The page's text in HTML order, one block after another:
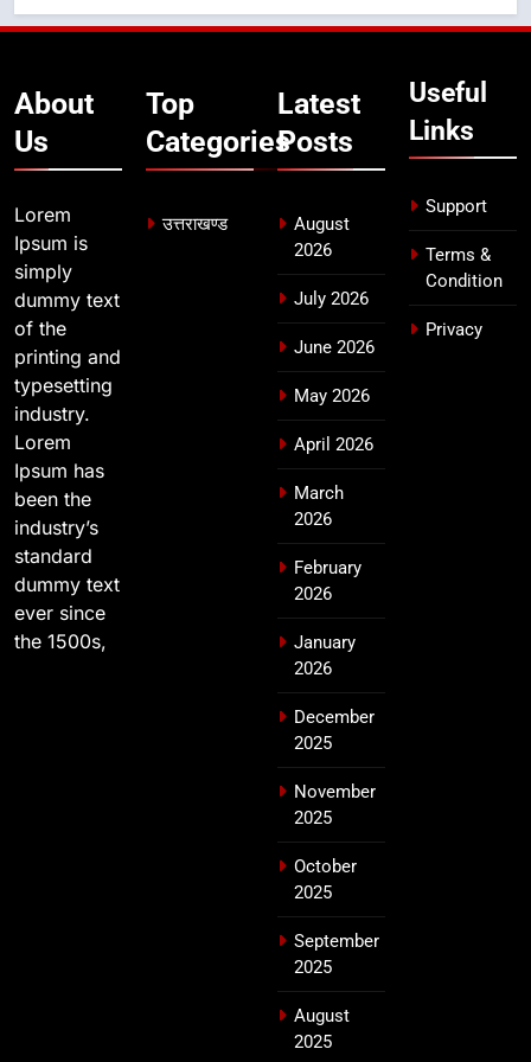
भारी बारिश का अलर्ट! 6 अगस्त को
About
Us
Lorem
Ipsum is
simply
dummy text
of the
printing and
typesetting
industry.
Lorem
Ipsum has
been the
industry’s
standard
dummy text
ever since
the 1500s,
Top
Categories
उत्तराखण्ड
Latest
Posts
August
2026
July 2026
June 2026
May 2026
April 2026
March
2026
February
2026
January
2026
December
2025
November
2025
October
2025
September
2025
August
2025
Useful
Links
Support
Terms &
Condition
Privacy